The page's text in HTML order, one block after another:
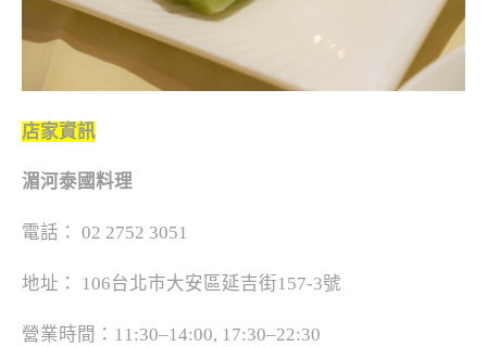
店家資訊
湄河泰國料理
電話： 02 2752 3051
地址： 106台北市大安區延吉街157-3號
營業時間：11:30–14:00, 17:30–22:30